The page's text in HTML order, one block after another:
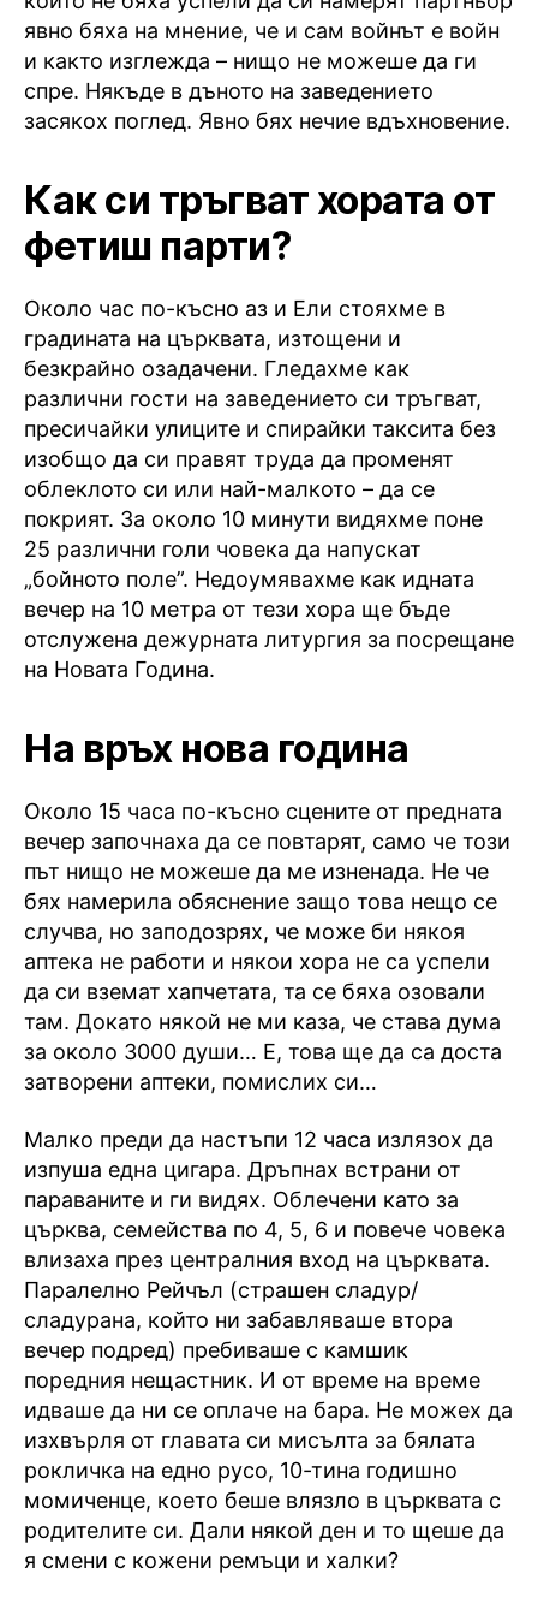
явно бяха на мнение, че и сам войнът е войн
и както изглежда – нищо не можеше да ги
спре. Някъде в дъното на заведението
засякох поглед. Явно бях нечие вдъхновение.
Как си тръгват хората от
фетиш парти?
Около час по-късно аз и Ели стояхме в
градината на църквата, изтощени и
безкрайно озадачени. Гледахме как
различни гости на заведението си тръгват,
пресичайки улиците и спирайки таксита без
изобщо да си правят труда да променят
облеклото си или най-малкото – да се
покрият. За около 10 минути видяхме поне
25 различни голи човека да напускат
„бойното поле”. Недоумявахме как идната
вечер на 10 метра от тези хора ще бъде
отслужена дежурната литургия за посрещане
на Новата Година.
На връх нова година
Около 15 часа по-късно сцените от предната
вечер започнаха да се повтарят, само че този
път нищо не можеше да ме изненада. Не че
бях намерила обяснение защо това нещо се
случва, но заподозрях, че може би някоя
аптека не работи и някои хора не са успели
да си вземат хапчетата, та се бяха озовали
там. Докато някой не ми каза, че става дума
за около 3000 души… Е, това ще да са доста
затворени аптеки, помислих си…
Малко преди да настъпи 12 часа излязох да
изпуша една цигара. Дръпнах встрани от
параваните и ги видях. Облечени като за
църква, семейства по 4, 5, 6 и повече човека
влизаха през централния вход на църквата.
Паралелно Рейчъл (страшен сладур/
сладурана, който ни забавляваше втора
вечер подред) пребиваше с камшик
поредния нещастник. И от време на време
идваше да ни се оплаче на бара. Не можех да
изхвърля от главата си мисълта за бялата
рокличка на едно русо, 10-тина годишно
момиченце, което беше влязло в църквата с
родителите си. Дали някой ден и то щеше да
я смени с кожени ремъци и халки?